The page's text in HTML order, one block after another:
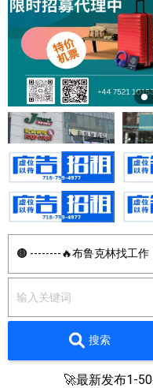
搜索
🚀最新发布1-